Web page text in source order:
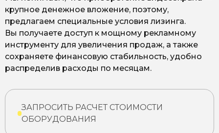
крупное денежное вложение, поэтому,
предлагаем специальные условия лизинга.
Вы получаете доступ к мощному рекламному
инструменту для увеличения продаж, а также
сохраняете финансовую стабильность, удобно
распределив расходы по месяцам.
ЗАПРОСИТЬ РАСЧЕТ СТОИМОСТИ
ОБОРУДОВАНИЯ